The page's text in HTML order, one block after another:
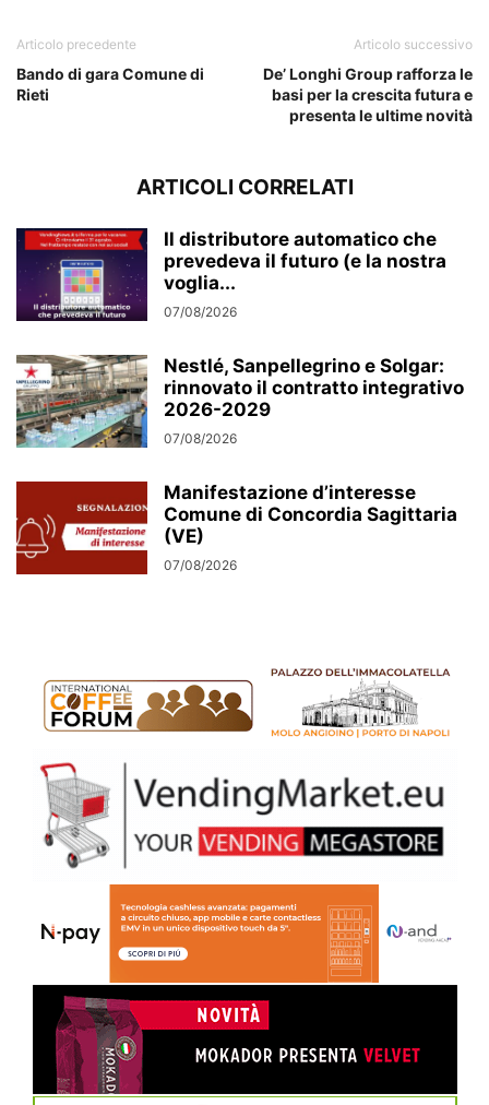
Articolo precedente
Bando di gara Comune di
Rieti
Articolo successivo
De’ Longhi Group rafforza le
basi per la crescita futura e
presenta le ultime novità
ARTICOLI CORRELATI
Il distributore automatico che
prevedeva il futuro (e la nostra
voglia...
07/08/2026
Nestlé, Sanpellegrino e Solgar:
rinnovato il contratto integrativo
2026-2029
07/08/2026
Manifestazione d’interesse
Comune di Concordia Sagittaria
(VE)
07/08/2026